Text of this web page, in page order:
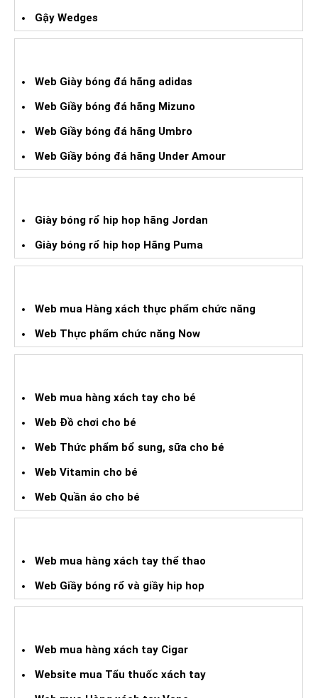
Gậy Wedges
Web Giày bóng đá hãng adidas
Web Giầy bóng đá hãng Mizuno
Web Giầy bóng đá hãng Umbro
Web Giầy bóng đá hãng Under Amour
Giày bóng rổ hip hop hãng Jordan
Giày bóng rổ hip hop Hãng Puma
Web mua Hàng xách thực phẩm chức năng
Web Thực phẩm chức năng Now
Web mua hàng xách tay cho bé
Web Đồ chơi cho bé
Web Thức phẩm bổ sung, sữa cho bé
Web Vitamin cho bé
Web Quần áo cho bé
Web mua hàng xách tay thể thao
Web Giầy bóng rổ và giầy hip hop
Web mua hàng xách tay Cigar
Website mua Tẩu thuốc xách tay